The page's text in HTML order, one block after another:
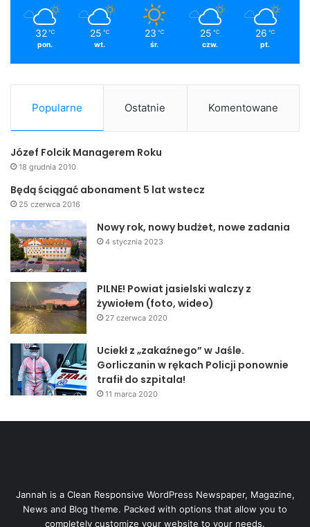
32 ℃
pon.
25 ℃
wt.
23 ℃
śr.
25 ℃
czw.
26 ℃
pt.
Popularne Ostatnie Komentowane
Józef Folcik Managerem Roku
18 grudnia 2010
Będą ściągać abonament 5 lat wstecz
25 czerwca 2016
Nowy rok, nowy budżet, nowe zadania
4 stycznia 2023
PILNE! Powiat jasielski walczy z
żywiołem (foto, wideo)
27 czerwca 2020
Uciekł z „zakaźnego” w Jaśle.
Gorliczanin w rękach Policji ponownie
trafił do szpitala!
11 marca 2020
Jannah is a Clean Responsive WordPress Newspaper, Magazine,
News and Blog theme. Packed with options that allow you to
completely customize your website to your needs.